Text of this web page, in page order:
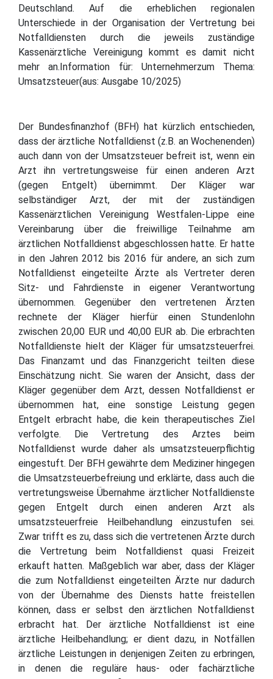
Deutschland. Auf die erheblichen regionalen
Unterschiede in der Organisation der Vertretung bei
Notfalldiensten durch die jeweils zuständige
Kassenärztliche Vereinigung kommt es damit nicht
mehr an.Information für: Unternehmerzum Thema:
Umsatzsteuer(aus: Ausgabe 10/2025)
Der Bundesfinanzhof (BFH) hat kürzlich entschieden,
dass der ärztliche Notfalldienst (z.B. an Wochenenden)
auch dann von der Umsatzsteuer befreit ist, wenn ein
Arzt ihn vertretungsweise für einen anderen Arzt
(gegen Entgelt) übernimmt. Der Kläger war
selbständiger Arzt, der mit der zuständigen
Kassenärztlichen Vereinigung Westfalen-Lippe eine
Vereinbarung über die freiwillige Teilnahme am
ärztlichen Notfalldienst abgeschlossen hatte. Er hatte
in den Jahren 2012 bis 2016 für andere, an sich zum
Notfalldienst eingeteilte Ärzte als Vertreter deren
Sitz- und Fahrdienste in eigener Verantwortung
übernommen. Gegenüber den vertretenen Ärzten
rechnete der Kläger hierfür einen Stundenlohn
zwischen 20,00 EUR und 40,00 EUR ab. Die erbrachten
Notfalldienste hielt der Kläger für umsatzsteuerfrei.
Das Finanzamt und das Finanzgericht teilten diese
Einschätzung nicht. Sie waren der Ansicht, dass der
Kläger gegenüber dem Arzt, dessen Notfalldienst er
übernommen hat, eine sonstige Leistung gegen
Entgelt erbracht habe, die kein therapeutisches Ziel
verfolgte. Die Vertretung des Arztes beim
Notfalldienst wurde daher als umsatzsteuerpflichtig
eingestuft. Der BFH gewährte dem Mediziner hingegen
die Umsatzsteuerbefreiung und erklärte, dass auch die
vertretungsweise Übernahme ärztlicher Notfalldienste
gegen Entgelt durch einen anderen Arzt als
umsatzsteuerfreie Heilbehandlung einzustufen sei.
Zwar trifft es zu, dass sich die vertretenen Ärzte durch
die Vertretung beim Notfalldienst quasi Freizeit
erkauft hatten. Maßgeblich war aber, dass der Kläger
die zum Notfalldienst eingeteilten Ärzte nur dadurch
von der Übernahme des Diensts hatte freistellen
können, dass er selbst den ärztlichen Notfalldienst
erbracht hat. Der ärztliche Notfalldienst ist eine
ärztliche Heilbehandlung; er dient dazu, in Notfällen
ärztliche Leistungen in denjenigen Zeiten zu erbringen,
in denen die reguläre haus- oder fachärztliche